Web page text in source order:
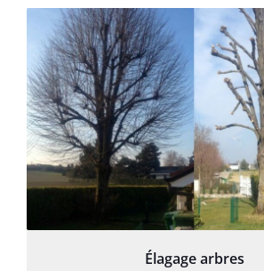
Élagage arbres